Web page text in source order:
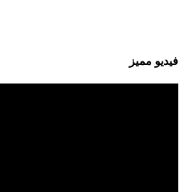
فيديو مميز